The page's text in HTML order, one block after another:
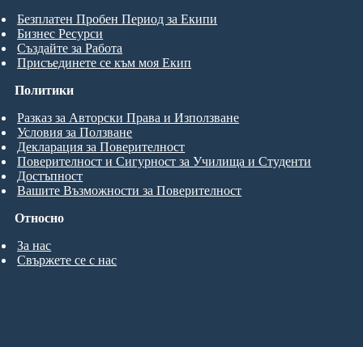
Безплатен Пробен Период за Екипи
Бизнес Ресурси
Създайте за Работа
Присъединете се към моя Екип
Относно
За нас
Свържете се с нас
Политики
Разказ за Авторски Права и Използване
Условия за Ползване
Декларация за Поверителност
Поверителност и Сигурност за Училища и Студенти
Достъпност
Вашите Възможности за Поверителност